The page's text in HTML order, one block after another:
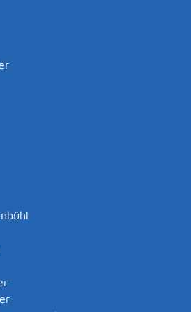
Bestattung ergibt (siehe oben)
jeweiligen Friedhofssatzung
Im Übrigen kann die